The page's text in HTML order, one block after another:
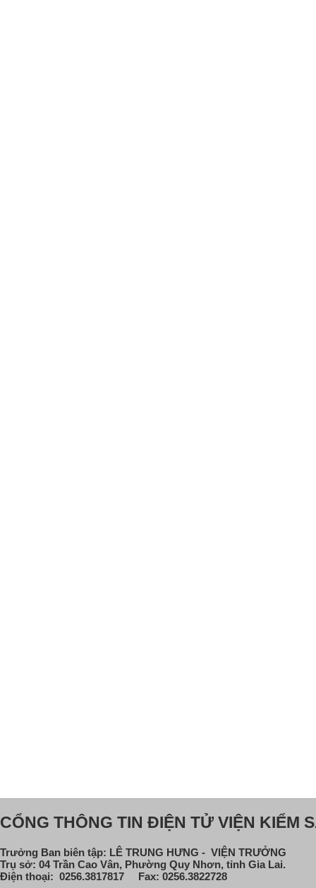
CỔNG THÔNG TIN ĐIỆN TỬ VIỆN KIỂM
Trưởng Ban biên tập: LÊ TRUNG HƯNG - VIỆN TRƯỞNG
Trụ sở: 04 Trần Cao Vân, Phường Quy Nhơn, tỉnh Gia Lai.
Điện thoại: 0256.3817817 Fax: 0256.3822728